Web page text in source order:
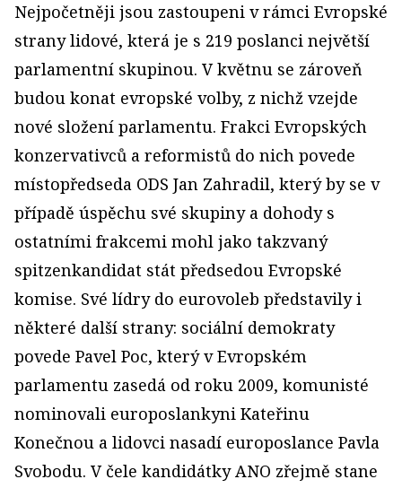
Nejpočetněji jsou zastoupeni v rámci Evropské
strany lidové, která je s 219 poslanci největší
parlamentní skupinou. V květnu se zároveň
budou konat evropské volby, z nichž vzejde
nové složení parlamentu. Frakci Evropských
konzervativců a reformistů do nich povede
místopředseda ODS Jan Zahradil, který by se v
případě úspěchu své skupiny a dohody s
ostatními frakcemi mohl jako takzvaný
spitzenkandidat stát předsedou Evropské
komise. Své lídry do eurovoleb představily i
některé další strany: sociální demokraty
povede Pavel Poc, který v Evropském
parlamentu zasedá od roku 2009, komunisté
nominovali europoslankyni Kateřinu
Konečnou a lidovci nasadí europoslance Pavla
Svobodu. V čele kandidátky ANO zřejmě stane